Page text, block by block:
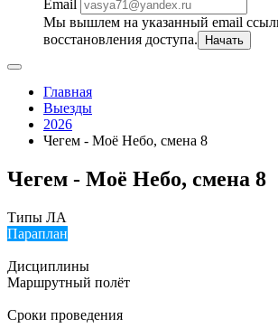
Email
Мы вышлем на указанный email
восстановления доступа.
Начать
Главная
Выезды
2026
Чегем - Моё Небо, смена 8
Чегем - Моё Небо, смена 8
Типы ЛА
Параплан
Дисциплины
Маршрутный полёт
Сроки проведения